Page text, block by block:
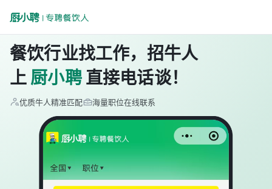
餐饮行业找工作，招牛人
上 厨小聘 直接电话谈！
优质牛人精准匹配 海量职位在线联系